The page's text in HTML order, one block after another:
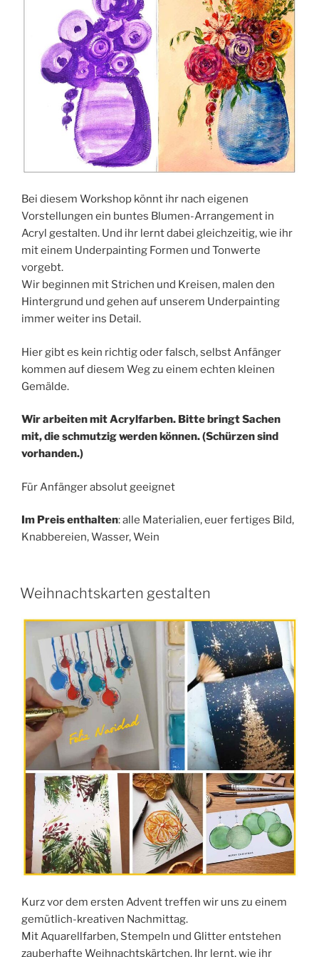
Bei diesem Workshop könnt ihr nach eigenen
Vorstellungen ein buntes Blumen-Arrangement in
Acryl gestalten. Und ihr lernt dabei gleichzeitig, wie ihr
mit einem Underpainting Formen und Tonwerte
vorgebt.
Wir beginnen mit Strichen und Kreisen, malen den
Hintergrund und gehen auf unserem Underpainting
immer weiter ins Detail.
Hier gibt es kein richtig oder falsch, selbst Anfänger
kommen auf diesem Weg zu einem echten kleinen
Gemälde.
Wir arbeiten mit Acrylfarben. Bitte bringt Sachen
mit, die schmutzig werden können. (Schürzen sind
vorhanden.)
Für Anfänger absolut geeignet
Im Preis enthalten: alle Materialien, euer fertiges Bild,
Knabbereien, Wasser, Wein
Weihnachtskarten gestalten
Kurz vor dem ersten Advent treffen wir uns zu einem
gemütlich-kreativen Nachmittag.
Mit Aquarellfarben, Stempeln und Glitter entstehen
zauberhafte Weihnachtskärtchen. Ihr lernt, wie ihr